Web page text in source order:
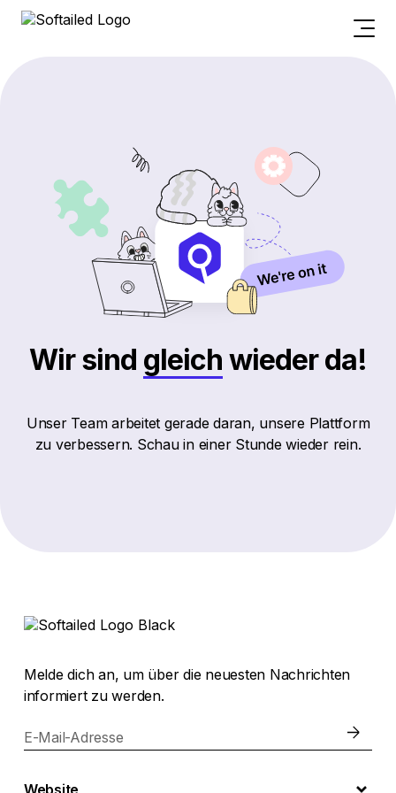
Wir sind gleich wieder da!
Unser Team arbeitet gerade daran, unsere Plattform
zu verbessern. Schau in einer Stunde wieder rein.
Melde dich an, um über die neuesten Nachrichten
informiert zu werden.
E-Mail-Adresse
Website